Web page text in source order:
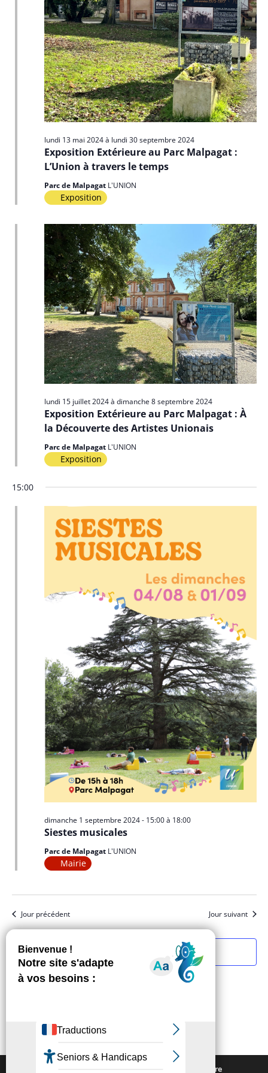
Exposition Extérieure au Parc Malpagat :
L’Union à travers le temps
lundi 13 mai 2024à lundi 30 septembre 2024
Parc de Malpagat L'UNION
Exposition
Exposition Extérieure au Parc Malpagat : À
la Découverte des Artistes Unionais
lundi 15 juillet 2024à dimanche 8 septembre 2024
Parc de Malpagat L'UNION
Exposition
15:00
Siestes musicales
dimanche 1 septembre 2024 - 15:00à 18:00
Parc de Malpagat L'UNION
Mairie
Jour précédent Jour suivant
S’abonner au calendrier
Nous utilisons des cookies pour vous offrir la meilleure